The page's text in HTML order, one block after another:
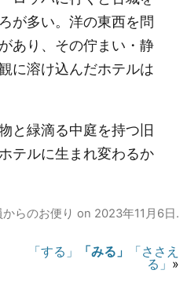
が多い。洋の東西を問
あり、その佇まい・静
に溶け込んだホテルは
と緑滴る中庭を持つ旧
テルに生まれ変わるか
らのお便り on 2023年11月6日.
「する」 「みる」
「ささえ
る」 »